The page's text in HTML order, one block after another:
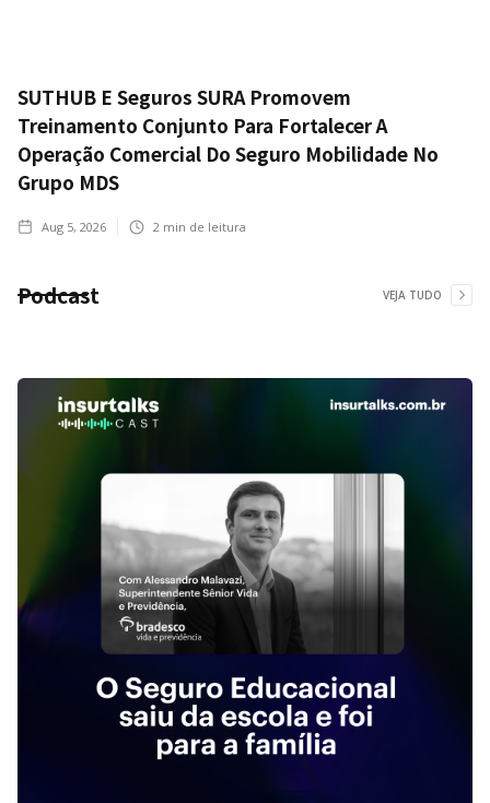
SUTHUB E Seguros SURA Promovem
Treinamento Conjunto Para Fortalecer A
Operação Comercial Do Seguro Mobilidade No
Grupo MDS
Aug 5, 2026 2 min de leitura
Podcast VEJA TUDO